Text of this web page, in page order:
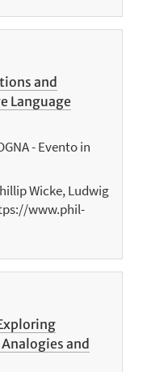
and
Language
- Evento in
Wicke, Ludwig
www.phil-
and